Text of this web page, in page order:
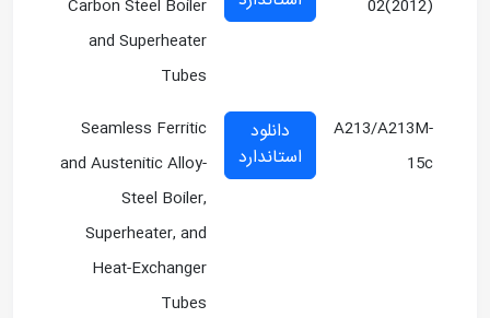
02(2012)
Carbon Steel Boiler
and Superheater
Tubes
A213/A213M-
15c
دانلود
استاندارد
Seamless Ferritic
and Austenitic Alloy-
Steel Boiler,
Superheater, and
Heat-Exchanger
Tubes